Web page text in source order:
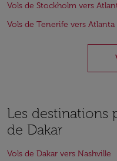
Vols de Stockholm vers
Vols de Tenerife vers Atlanta
Les destinations
de Dakar
Vols de Dakar vers Nashville